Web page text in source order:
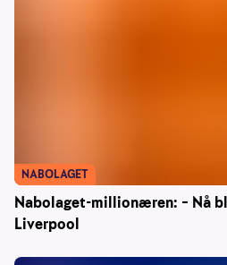
Nabolaget-millionæren: – Nå
Liverpool
NABOLAGET